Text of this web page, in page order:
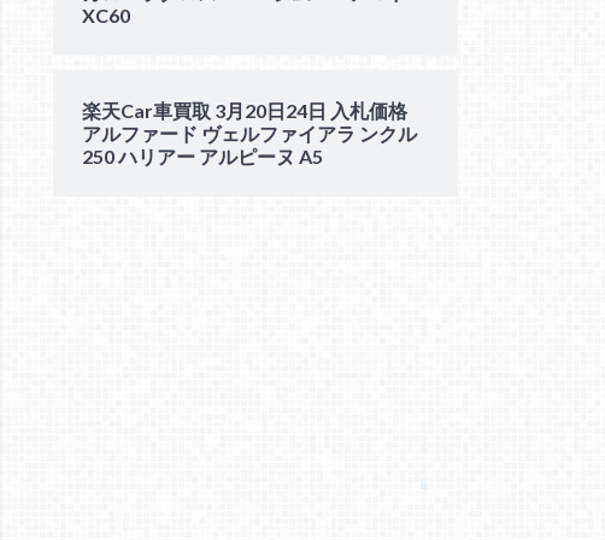
XC60
楽天Car車買取 3月20日24日 入札価格
アルファード ヴェルファイアラ ンクル
250 ハリアー アルピーヌ A5